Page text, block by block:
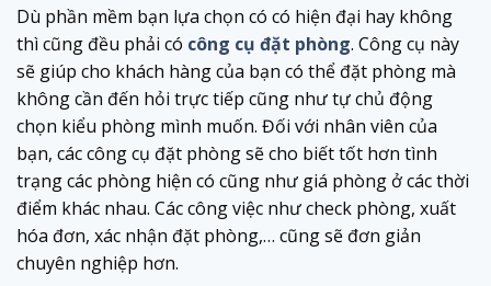
Dù phần mềm bạn lựa chọn có có hiện đại hay không
thì cũng đều phải có công cụ đặt phòng. Công cụ này
sẽ giúp cho khách hàng của bạn có thể đặt phòng mà
không cần đến hỏi trực tiếp cũng như tự chủ động
chọn kiểu phòng mình muốn. Đối với nhân viên của
bạn, các công cụ đặt phòng sẽ cho biết tốt hơn tình
trạng các phòng hiện có cũng như giá phòng ở các thời
điểm khác nhau. Các công việc như check phòng, xuất
hóa đơn, xác nhận đặt phòng,… cũng sẽ đơn giản
chuyên nghiệp hơn.